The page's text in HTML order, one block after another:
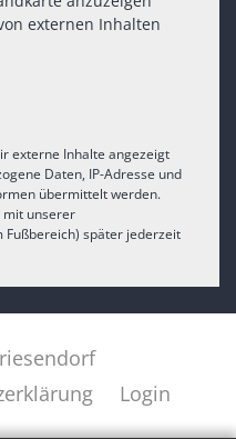
externen Inhalten
externe Inhalte angezeigt
Daten, IP-Adresse und
übermittelt werden.
mit unserer
Fußbereich) später jederzeit
Login